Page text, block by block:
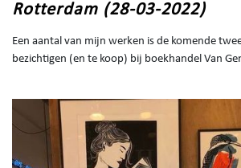
Rotterdam (28-03-2022)
Een aantal van mijn werken is de komende
bezichtigen (en te koop) bij boekhandel Van